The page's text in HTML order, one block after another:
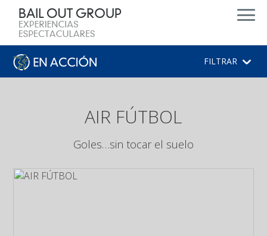
FILTRAR
AIR FÚTBOL
Goles…sin tocar el suelo